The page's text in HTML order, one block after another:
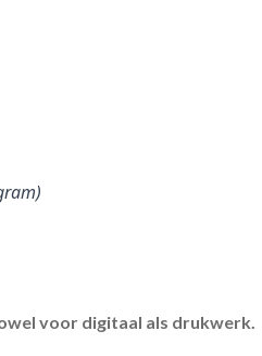
voor digitaal als drukwerk.